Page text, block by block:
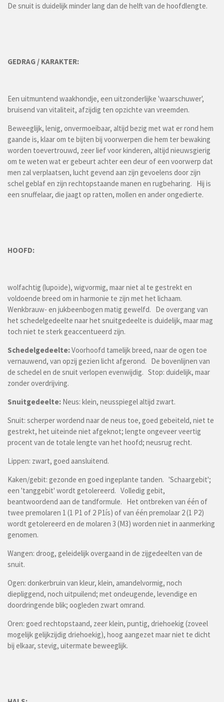
De snuit is duidelijk minder lang dan de helft van de hoofdlengte.
GEDRAG / KARAKTER:
Een uitmuntend waakhondje, een uitzonderlijke 'waarschuwer',
bruisend van vitaliteit, afzijdig ten opzichte van vreemden.
Beweeglijk, lenig, onvermoeibaar, altijd bezig met wat er rond hem
gaande is, klaar om te bijten bij voorwerpen die hem ter bewaking
worden toevertrouwd, zeer lief voor kinderen, altijd nieuwsgierig
om te weten wat er gebeurt achter een deur of een voorwerp dat
men zal verplaatsen, lucht gevend aan zijn gevoelens door zijn
schel geblaf en zijn rechtopstaande manen en rugbeharing. Hij is
een snuffelaar, die jaagt op ratten, mollen en ander ongedierte.
HOOFD:
wolfachtig (lupoïde), wigvormig, maar niet al te gestrekt en
voldoende breed om in harmonie te zijn met het lichaam.
Wenkbrauw- en jukbeenbogen matig gewelfd. De overgang van
het schedelgedeelte naar het snuitgedeelte is duidelijk, maar mag
toch niet te sterk geaccentueerd zijn.
Schedelgedeelte:Voorhoofd tamelijk breed, naar de ogen toe
vernauwend, van opzij gezien licht afgerond. De bovenlijnen van
de schedel en de snuit verlopen evenwijdig. Stop: duidelijk, maar
zonder overdrijving.
Snuitgedeelte: Neus: klein, neusspiegel altijd zwart.
Snuit: scherper wordend naar de neus toe, goed gebeiteld, niet te
gestrekt, het uiteinde niet afgeknot; lengte ongeveer veertig
procent van de totale lengte van het hoofd; neusrug recht.
Lippen: zwart, goed aansluitend.
Kaken/gebit: gezonde en goed ingeplante tanden. 'Schaargebit';
een 'tanggebit' wordt getolereerd. Volledig gebit,
beantwoordend aan de tandformule. Het ontbreken van één of
twee premolaren 1 (1 P1 of 2 P1ís) of van één premolaar 2 (1 P2)
wordt getolereerd en de molaren 3 (M3) worden niet in aanmerking
genomen.
Wangen: droog, geleidelijk overgaand in de zijgedeelten van de
snuit.
Ogen: donkerbruin van kleur, klein, amandelvormig, noch
diepliggend, noch uitpuilend; met ondeugende, levendige en
doordringende blik; oogleden zwart omrand.
Oren: goed rechtopstaand, zeer klein, puntig, driehoekig (zoveel
mogelijk gelijkzijdig driehoekig), hoog aangezet maar niet te dicht
bij elkaar, stevig, uitermate beweeglijk.